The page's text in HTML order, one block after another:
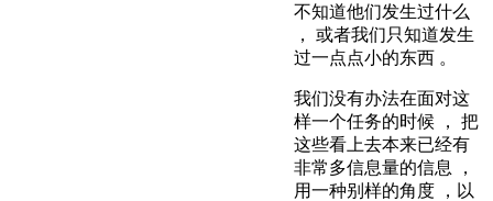
不知道他们发生过什么
， 或者我们只知道发生
过一点点小的东西 。
我们没有办法在面对这
样一个任务的时候 ， 把
这些看上去本来已经有
非常多信息量的信息 ，
用一种别样的角度 ，以